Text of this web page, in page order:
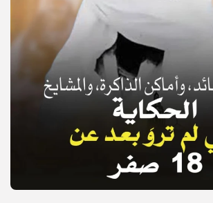
© Copyright 2025, APS